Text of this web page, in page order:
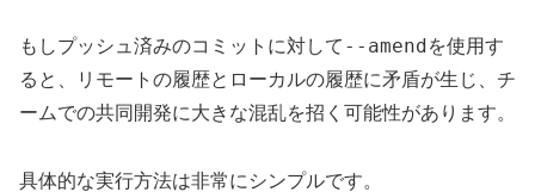
もしプッシュ済みのコミットに対して --amend を使用す
ると、リモートの履歴とローカルの履歴に矛盾が生じ、チ
ームでの共同開発に大きな混乱を招く可能性があります。
具体的な実行方法は非常にシンプルです。